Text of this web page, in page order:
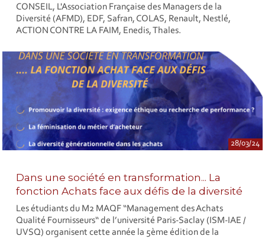
CONSEIL, L'Association Française des Managers de la
Diversité (AFMD), EDF, Safran, COLAS, Renault, Nestlé,
ACTION CONTRE LA FAIM, Enedis, Thales.
28/03/24
Dans une société en transformation... La
fonction Achats face aux défis de la diversité
Les étudiants du M2 MAQF “Management des Achats
Qualité Fournisseurs“ de l’université Paris-Saclay (ISM-IAE /
UVSQ) organisent cette année la 5ème édition de la